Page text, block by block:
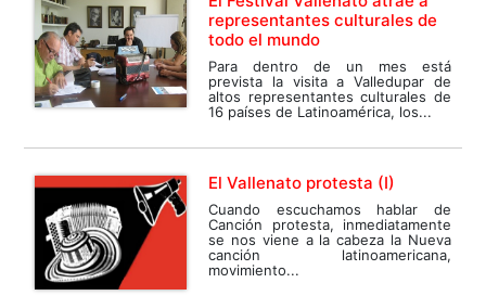
representantes culturales de
todo el mundo
Para dentro de un mes está
prevista la visita a Valledupar de
altos representantes culturales de
16 países de Latinoamérica, los...
El Vallenato protesta (I)
Cuando escuchamos hablar de
Canción protesta, inmediatamente
se nos viene a la cabeza la Nueva
canción latinoamericana,
movimiento...